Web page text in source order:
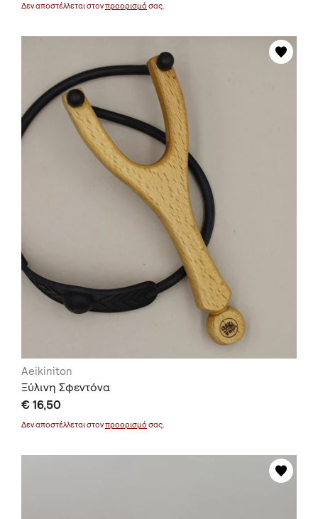
Δεν αποστέλλεται στονπροορισμό σας.
Aeikiniton
Ξύλινη Σφεντόνα
€ 16,50
Δεν αποστέλλεται στονπροορισμό σας.